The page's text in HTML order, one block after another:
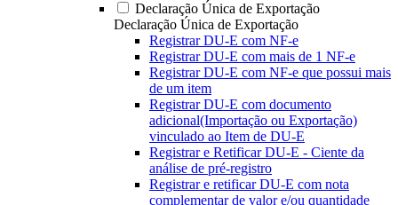
Declaração Única de Exportação
Declaração Única de Exportação
Registrar DU-E com NF-e
Registrar DU-E com mais de 1 NF-e
Registrar DU-E com NF-e que possui mais
de um item
Registrar DU-E com documento
adicional(Importação ou Exportação)
vinculado ao Item de DU-E
Registrar e Retificar DU-E - Ciente da
análise de pré-registro
Registrar e retificar DU-E com nota
complementar de valor e/ou quantidade